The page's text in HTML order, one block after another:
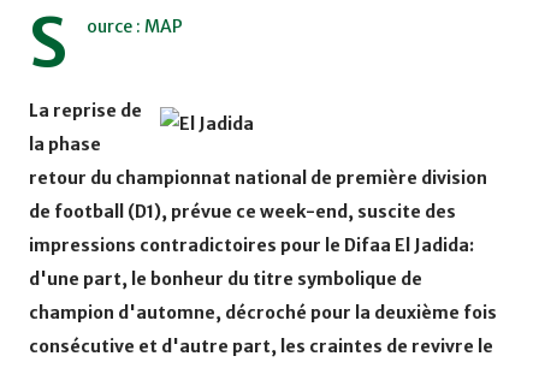
S ource : MAP
La reprise de
la phase
retour du championnat national de première division
de football (D1), prévue ce week-end, suscite des
impressions contradictoires pour le Difaa El Jadida:
d'une part, le bonheur du titre symbolique de
champion d'automne, décroché pour la deuxième fois
consécutive et d'autre part, les craintes de revivre le